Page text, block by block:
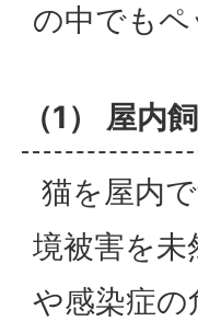
の中でも
（1） 屋内
猫を屋内
境被害を
や感染症